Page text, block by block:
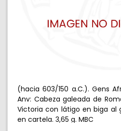
(hacia 603/150 a.C.). Gens
Anv: Cabeza galeada de
Victoria con látigo en biga al
en cartela. 3,65 g. MBC